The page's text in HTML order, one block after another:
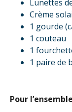
Lunettes
Crème
1 gourde
1 couteau
1
1 paire de
Pour